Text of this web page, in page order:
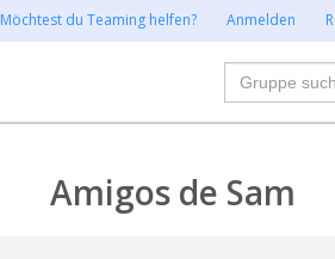
Möchtest du Teaming helfen? Anmelden
Suche
Amigos de Sam